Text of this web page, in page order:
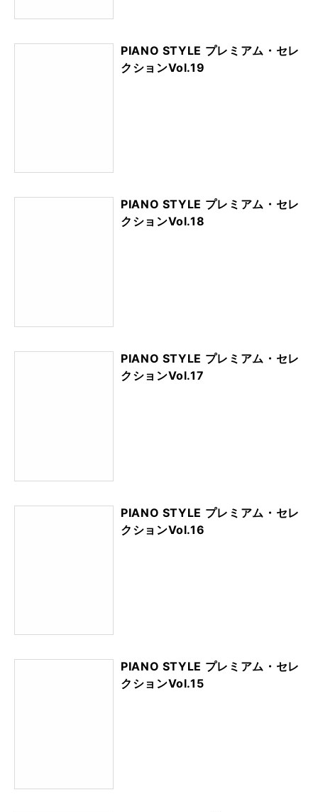
PIANO STYLE プレミアム・セレ
クションVol.19
PIANO STYLE プレミアム・セレ
クションVol.18
PIANO STYLE プレミアム・セレ
クションVol.17
PIANO STYLE プレミアム・セレ
クションVol.16
PIANO STYLE プレミアム・セレ
クションVol.15